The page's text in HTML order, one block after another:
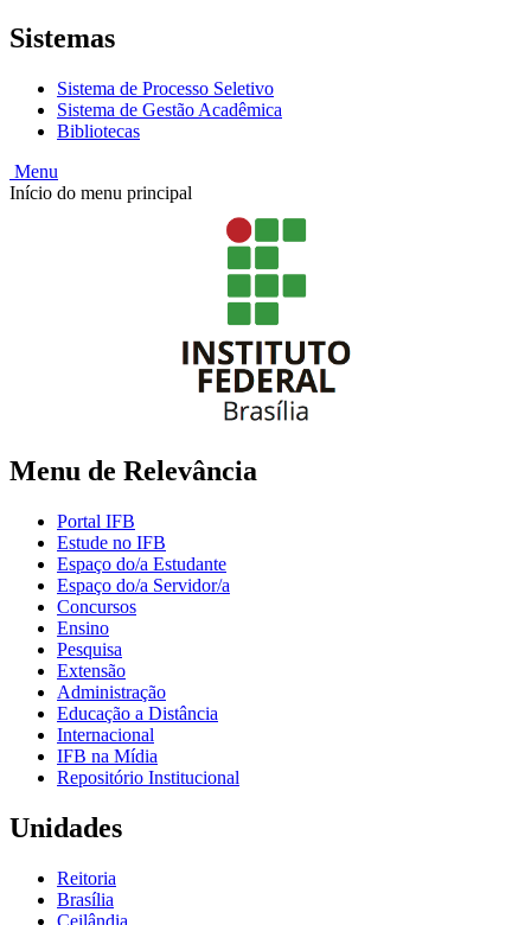
Sistemas
Sistema de Processo Seletivo
Sistema de Gestão Acadêmica
Bibliotecas
Menu
Início do menu principal
Menu de Relevância
Portal IFB
Estude no IFB
Espaço do/a Estudante
Espaço do/a Servidor/a
Concursos
Ensino
Pesquisa
Extensão
Administração
Educação a Distância
Internacional
IFB na Mídia
Repositório Institucional
Unidades
Reitoria
Brasília
Ceilândia